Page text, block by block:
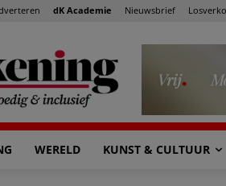
dK Academie Nieuwsbrief
WERELD KUNST & CULTUUR